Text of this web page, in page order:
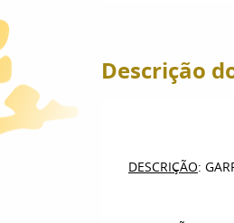
Descrição
DESCRIÇÃO: